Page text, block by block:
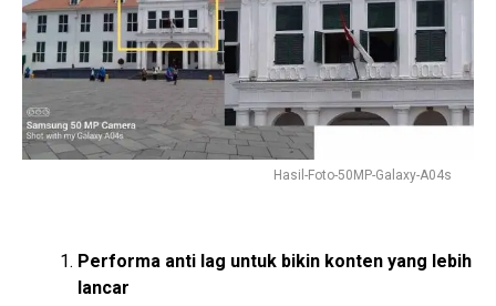
Hasil-Foto-50MP-Galaxy-A04s
Performa anti lag untuk bikin konten yang lebih
lancar